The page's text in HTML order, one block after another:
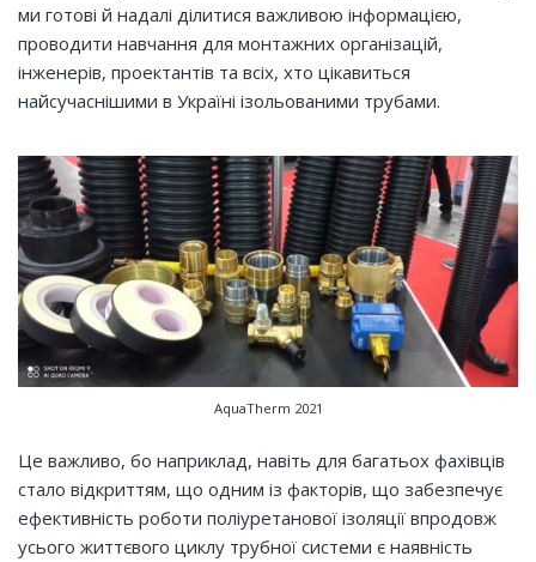
ми готові й надалі ділитися важливою інформацією,
проводити навчання для монтажних організацій,
інженерів, проектантів та всіх, хто цікавиться
найсучаснішими в Україні ізольованими трубами.
AquaTherm 2021
Це важливо, бо наприклад, навіть для багатьох фахівців
стало відкриттям, що одним із факторів, що забезпечує
ефективність роботи поліуретанової ізоляції впродовж
усього життєвого циклу трубної системи є наявність